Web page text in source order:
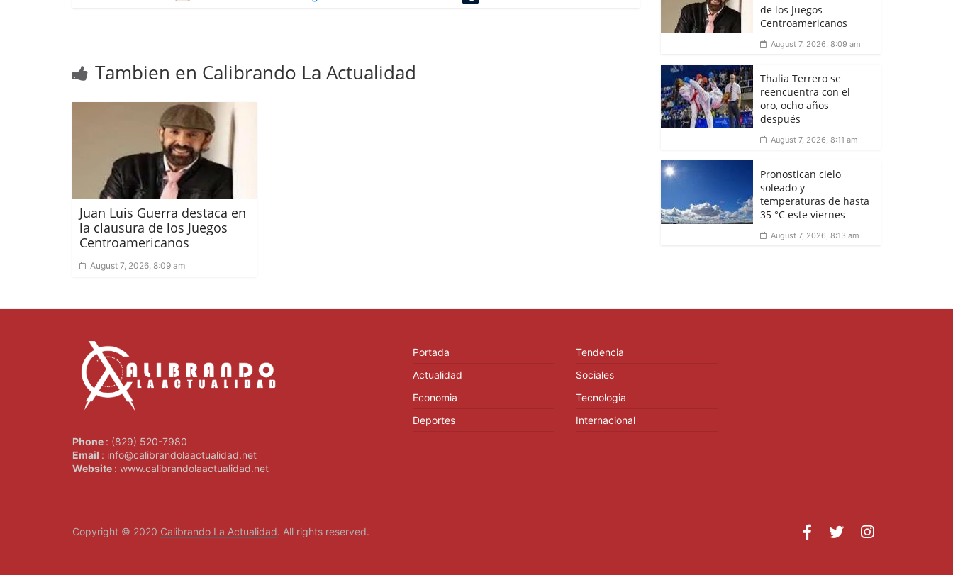
Tambien en Calibrando La Actualidad
Juan Luis Guerra destaca en
la clausura de los Juegos
Centroamericanos
August 7, 2026, 8:09 am
de los Juegos
Centroamericanos
August 7, 2026, 8:09 am
Thalia Terrero se
reencuentra con el
oro, ocho años
después
August 7, 2026, 8:11 am
Pronostican cielo
soleado y
temperaturas de hasta
35 °C este viernes
August 7, 2026, 8:13 am
Phone : (829) 520-7980
Email : info@calibrandolaactualidad.net
Website : www.calibrandolaactualidad.net
Portada
Actualidad
Economia
Deportes
Tendencia
Sociales
Tecnologia
Internacional
Copyright © 2020 Calibrando La Actualidad. All rights reserved.